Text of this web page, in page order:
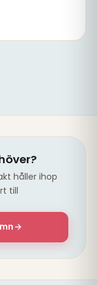
håller ihop
till
→